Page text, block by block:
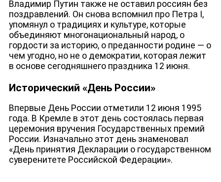
Владимир Путин также не оставил россиян без
поздравлений. Он снова вспомнил про Петра І,
упомянул о традициях и культуре, которые
объединяют многонациональный народ, о
гордости за историю, о преданности родине — о
чем угодно, но не о демократии, которая лежит
в основе сегодняшнего праздника 12 июня.
Исторический «День России»
Впервые День России отметили 12 июня 1995
года. В Кремле в этот день состоялась первая
церемония вручения Государственных премий
России. Изначально этот день знаменовал
«День принятия Декларации о государственном
суверенитете Российской Федерации».